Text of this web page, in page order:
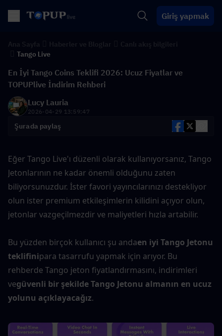
Giriş yapmak
Tango Live
En İyi Tango Coins Teklifi 2026: Ucuz Fiyatlar ve
TOPUPlive İndirim Rehberi
Lucy Lauria
2026-04-29 13:59:47
Şurada paylaş
Eğer Tango Live'ı düzenli olarak kullanıyorsanız, Tango
Jetonlarının ne kadar önemli olduğunu zaten
biliyorsunuzdur. İster favori yayıncılarınızı destekliyor
olun ister premium etkileşimlerin kilidini açıyor olun,
jetonlar vazgeçilmezdir ve maliyetleri hızla artabilir.
Bu yüzden birçok kullanıcı şu andaen iyi Tango Jetonu
teklifinipara tasarrufu yapmak için arıyor. Bu
rehberde Tango jeton fiyatlandırmasını, indirimleri
vegüvenli bir şekilde Tango Jetonu almanın en ucuz
yolunu açıklayacağız.